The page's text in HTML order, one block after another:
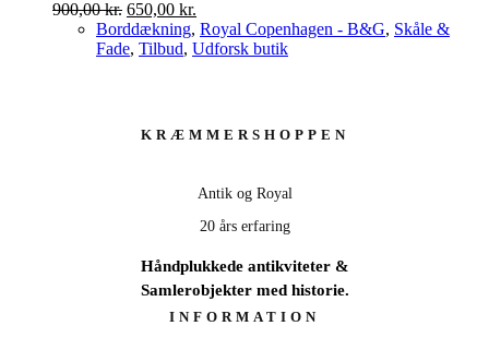
900,00kr. Den
oprindelige
pris
650,00 kr.
aktuelle
pris
Borddækning, Royal Copenhagen - B&G, Skåle &
Fade, Tilbud, Udforsk butik
KRÆMMERSHOPPEN
Antik og Royal
20 års erfaring
Håndplukkede antikviteter &
Samlerobjekter med historie.
INFORMATION